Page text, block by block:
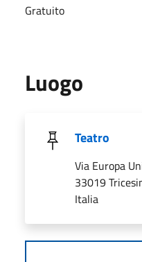
Gratuito
Luogo
Teatro
Via Europa
33019
Italia